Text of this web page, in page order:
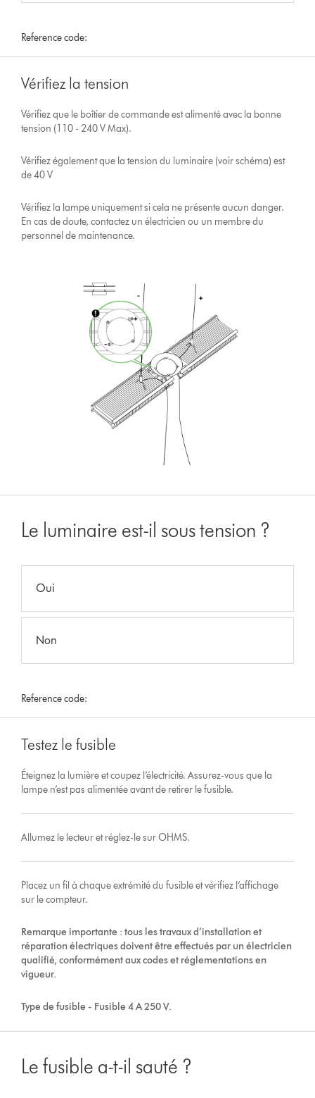
Reference code:
Vérifiez la tension
Vérifiez que le boîtier de commande est alimenté avec la bonne
tension (110 - 240 V Max).
Vérifiez également que la tension du luminaire (voir schéma) est
de 40 V
Vérifiez la lampe uniquement si cela ne présente aucun danger.
En cas de doute, contactez un électricien ou un membre du
personnel de maintenance.
Le luminaire est-il sous tension ?
Oui
Non
Reference code:
Testez le fusible
Éteignez la lumière et coupez l’électricité. Assurez-vous que la
lampe n’est pas alimentée avant de retirer le fusible.
Allumez le lecteur et réglez-le sur OHMS.
Placez un fil à chaque extrémité du fusible et vérifiez l’affichage
sur le compteur.
Remarque importante : tous les travaux d’installation et
réparation électriques doivent être effectués par un électricien
qualifié, conformément aux codes et réglementations en
vigueur.
Type de fusible - Fusible 4 A 250 V.
Le fusible a-t-il sauté ?